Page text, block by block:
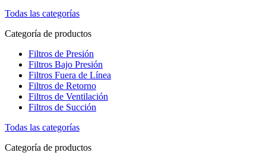
Todas las categorías
Categoría de productos
Filtros de Presión
Filtros Bajo Presión
Filtros Fuera de Línea
Filtros de Retorno
Filtros de Ventilación
Filtros de Succión
Todas las categorías
Categoría de productos